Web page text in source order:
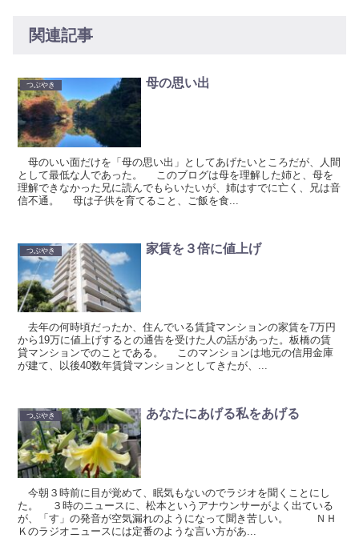
関連記事
つぶやき 母の思い出
母のいい面だけを「母の思い出」としてあげたいところだが、人間
として最低な人であった。 このブログは母を理解した姉と、母を
理解できなかった兄に読んでもらいたいが、姉はすでに亡く、兄は音
信不通。 母は子供を育てること、ご飯を食...
つぶやき 家賃を３倍に値上げ
去年の何時頃だったか、住んでいる賃貸マンションの家賃を7万円
から19万に値上げするとの通告を受けた人の話があった。板橋の賃
貸マンションでのことである。 このマンションは地元の信用金庫
が建て、以後40数年賃貸マンションとしてきたが、...
つぶやき あなたにあげる私をあげる
今朝３時前に目が覚めて、眠気もないのでラジオを聞くことにし
た。 ３時のニュースに、松本というアナウンサーがよく出ている
が、「す」の発音が空気漏れのようになって聞き苦しい。 ＮＨ
Ｋのラジオニュースには定番のような言い方があ...